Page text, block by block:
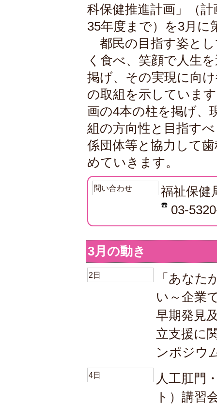
科保健推進計画」（
35年度まで）を3月に
都民の目指す姿と
く食べ、笑顔で人生
掲げ、その実現に向
の取組を示していま
画の4本の柱を掲げ、
組の方向性と目指す
係団体等と協力して
めていきます。
問い合わせ
福祉保健
03-
3月の動き
2日
「あなた
い～企業
早期発見
立支援に
ンポジウ
4日
人工肛門
ト）講習